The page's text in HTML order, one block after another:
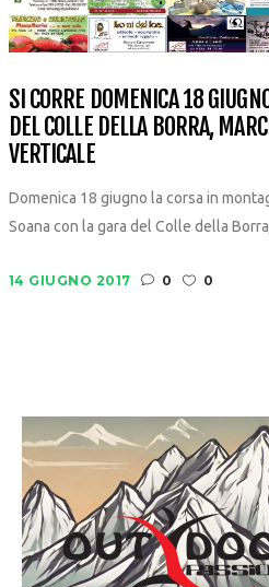
SI CORRE DOMENICA 18
DEL COLLE DELLA BORRA,
VERTICALE
Domenica 18 giugno la corsa in
Soana con la gara del Colle della
14 GIUGNO 2017 0 0